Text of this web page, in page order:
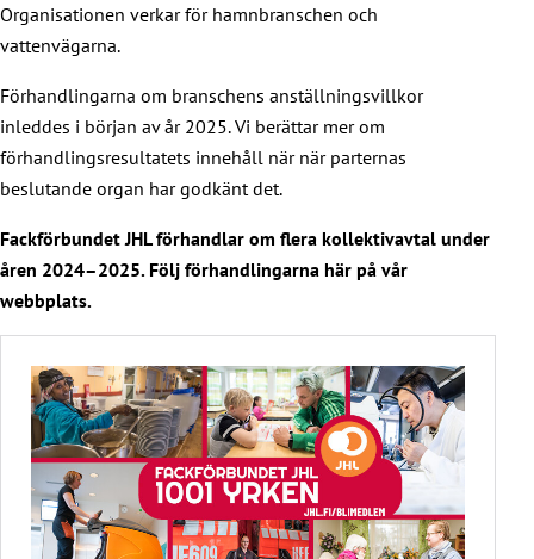
Organisationen verkar för hamnbranschen och
vattenvägarna.
Förhandlingarna om branschens anställningsvillkor
inleddes i början av år 2025. Vi berättar mer om
förhandlingsresultatets innehåll när när parternas
beslutande organ har godkänt det.
Fackförbundet JHL förhandlar om flera kollektivavtal under
åren 2024–2025. Följ förhandlingarna här på vår
webbplats.